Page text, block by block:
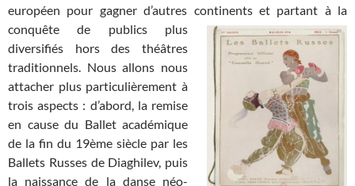
européen pour gagner d’autres continents et partant à la
conquête de publics plus
diversifiés hors des théâtres
traditionnels. Nous allons nous
attacher plus particulièrement à
trois aspects : d’abord, la remise
en cause du Ballet académique
de la fin du 19ème siècle par les
Ballets Russes de Diaghilev, puis
la naissance de la danse néo-